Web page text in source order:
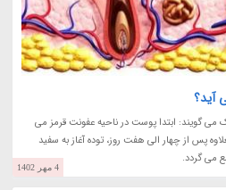
آید؟
می گویند: ابتدا پوست در ناحیه عفونت قرمز می
پس از چهار الی هفت روز، توده آغاز به سفید
می گردد.
4 مهر 1402